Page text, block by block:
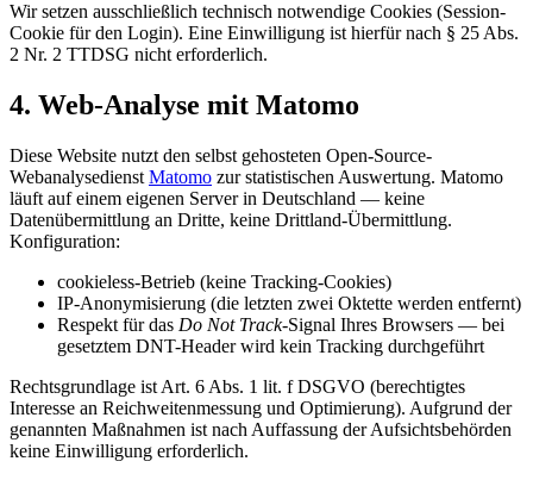
Wir setzen ausschließlich technisch notwendige Cookies (Session-
Cookie für den Login). Eine Einwilligung ist hierfür nach § 25 Abs.
2 Nr. 2 TTDSG nicht erforderlich.
4. Web-Analyse mit Matomo
Diese Website nutzt den selbst gehosteten Open-Source-
Webanalysedienst Matomo zur statistischen Auswertung. Matomo
läuft auf einem eigenen Server in Deutschland — keine
Datenübermittlung an Dritte, keine Drittland-Übermittlung.
Konfiguration:
cookieless-Betrieb (keine Tracking-Cookies)
IP-Anonymisierung (die letzten zwei Oktette werden entfernt)
Respekt für das Do Not Track-Signal Ihres Browsers — bei
gesetztem DNT-Header wird kein Tracking durchgeführt
Rechtsgrundlage ist Art. 6 Abs. 1 lit. f DSGVO (berechtigtes
Interesse an Reichweitenmessung und Optimierung). Aufgrund der
genannten Maßnahmen ist nach Auffassung der Aufsichtsbehörden
keine Einwilligung erforderlich.